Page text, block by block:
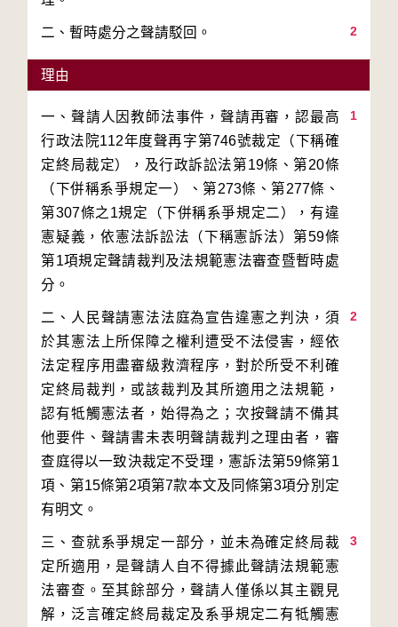
2
二、暫時處分之聲請駁回。
理由
1
一、聲請人因教師法事件，聲請再審，認最高
行政法院112年度聲再字第746號裁定（下稱確
定終局裁定），及行政訴訟法第19條、第20條
（下併稱系爭規定一）、第273條、第277條、
第307條之1規定（下併稱系爭規定二），有違
憲疑義，依憲法訴訟法（下稱憲訴法）第59條
第1項規定聲請裁判及法規範憲法審查暨暫時處
2
二、人民聲請憲法法庭為宣告違憲之判決，須
於其憲法上所保障之權利遭受不法侵害，經依
法定程序用盡審級救濟程序，對於所受不利確
定終局裁判，或該裁判及其所適用之法規範，
認有牴觸憲法者，始得為之；次按聲請不備其
他要件、聲請書未表明聲請裁判之理由者，審
查庭得以一致決裁定不受理，憲訴法第59條第1
項、第15條第2項第7款本文及同條第3項分別定
3
三、查就系爭規定一部分，並未為確定終局裁
定所適用，是聲請人自不得據此聲請法規範憲
法審查。至其餘部分，聲請人僅係以其主觀見
解，泛言確定終局裁定及系爭規定二有牴觸憲